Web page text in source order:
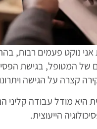
אני נוקט פעמים רבות,
של המטופל, בגישת
קצרה על הגישה
היא מודל עבודה קליני
הייעוצית.